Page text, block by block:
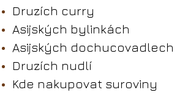
Druzích curry
Asijských bylinkách
Asijských dochucovadlech
Druzích nudlí
Kde nakupovat suroviny